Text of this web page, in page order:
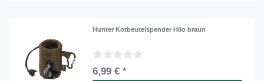
Hunter Kotbeutelspender Hilo braun
6,99 € *